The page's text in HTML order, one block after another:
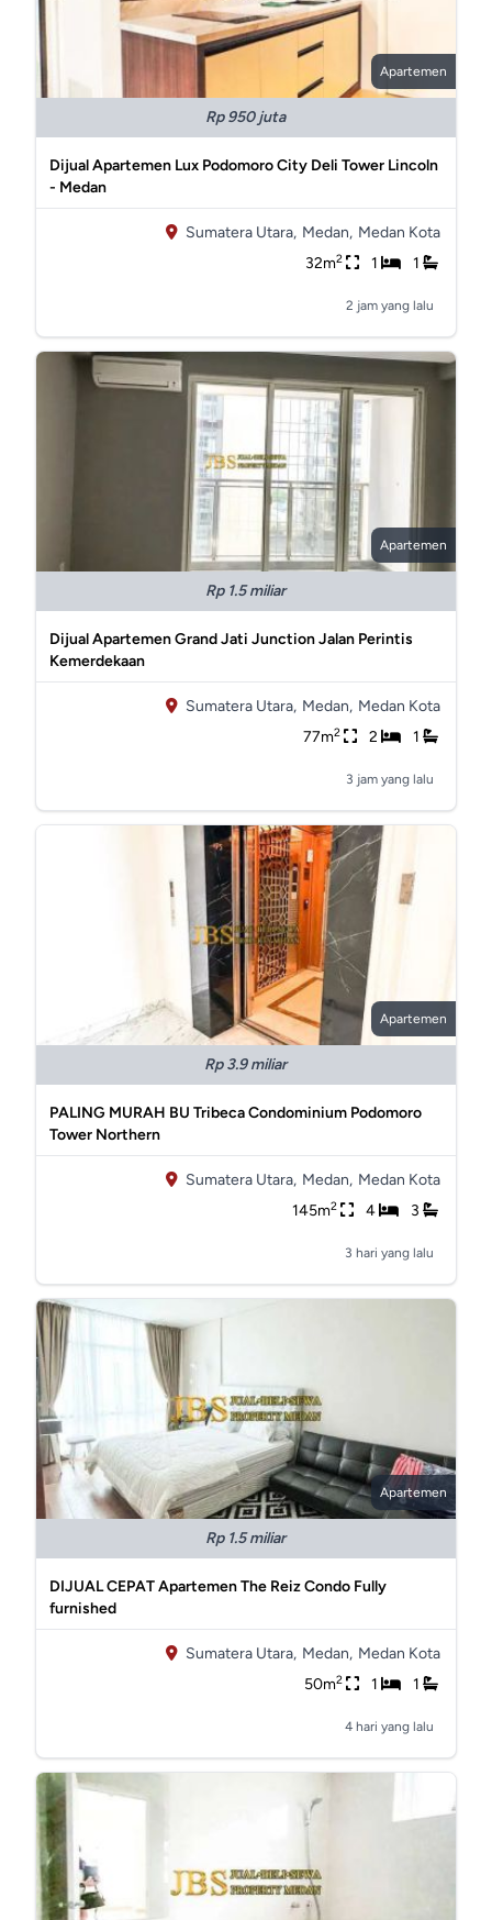
Apartemen
Rp 950 juta
Dijual Apartemen Lux Podomoro City Deli Tower Lincoln
- Medan
Sumatera Utara, Medan, Medan Kota
32m2 1 1
2 jam yang lalu
Apartemen
Rp 1.5 miliar
Dijual Apartemen Grand Jati Junction Jalan Perintis
Kemerdekaan
Sumatera Utara, Medan, Medan Kota
77m2 2 1
3 jam yang lalu
Apartemen
Rp 3.9 miliar
PALING MURAH BU Tribeca Condominium Podomoro
Tower Northern
Sumatera Utara, Medan, Medan Kota
145m2 4 3
3 hari yang lalu
Apartemen
Rp 1.5 miliar
DIJUAL CEPAT Apartemen The Reiz Condo Fully
furnished
Sumatera Utara, Medan, Medan Kota
50m2 1 1
4 hari yang lalu